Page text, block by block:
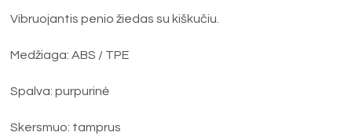
Vibruojantis penio žiedas su kiškučiu.
Medžiaga: ABS / TPE
Spalva: purpurinė
Skersmuo: tamprus